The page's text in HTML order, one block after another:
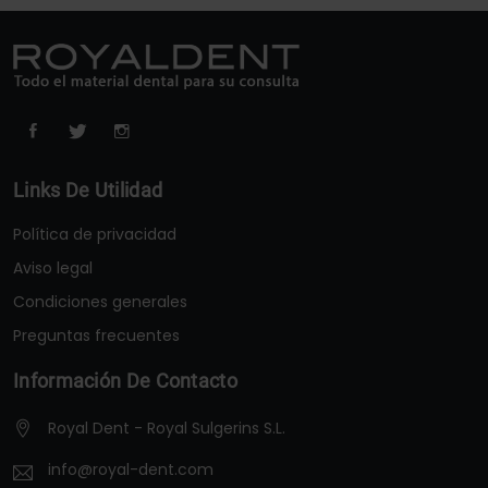
Links De Utilidad
Política de privacidad
Aviso legal
Condiciones generales
Preguntas frecuentes
Información De Contacto
Royal Dent - Royal Sulgerins S.L.
info@royal-dent.com